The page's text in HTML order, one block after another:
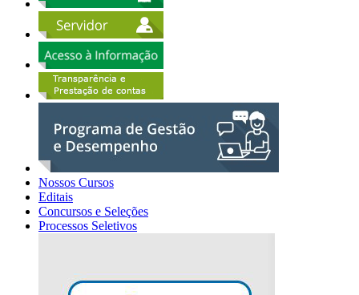
Nossos Cursos
Editais
Concursos e Seleções
Processos Seletivos